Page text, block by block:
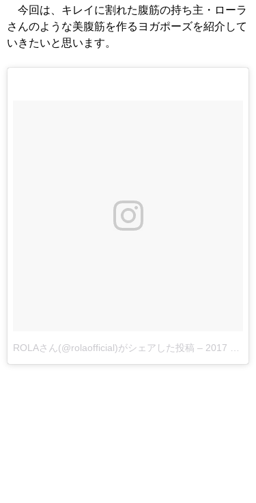
今回は、キレイに割れた腹筋の持ち主・ローラ
さんのような美腹筋を作るヨガポーズを紹介して
いきたいと思います。
ROLAさん(@rolaofficial)がシェアした投稿 – 2017 5月 15 3:26午前 PDT